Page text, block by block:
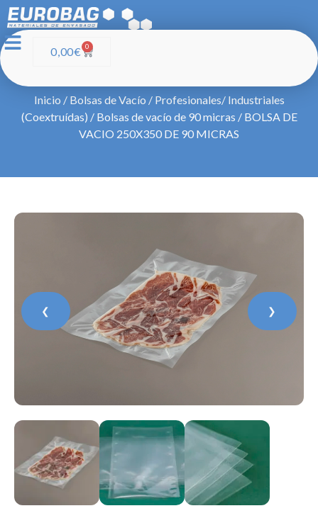
0,00€ 0
Inicio / Bolsas de Vacío / Profesionales/ Industriales
(Coextruídas) / Bolsas de vacío de 90 micras / BOLSA DE
VACIO 250X350 DE 90 MICRAS
❮ ❯